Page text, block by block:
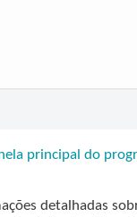
principal do
detalhadas